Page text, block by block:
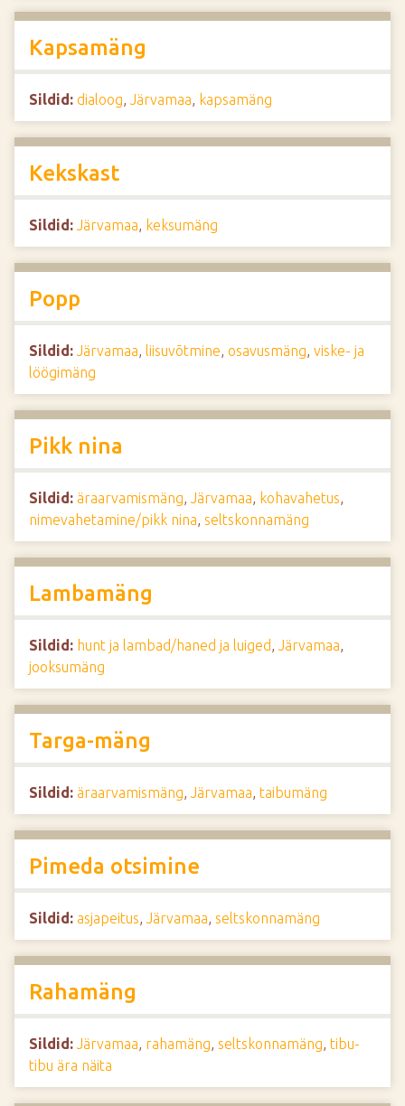
Kapsamäng
Sildid: dialoog, Järvamaa, kapsamäng
Kekskast
Sildid: Järvamaa, keksumäng
Popp
Sildid: Järvamaa, liisuvõtmine, osavusmäng, viske- ja
löögimäng
Pikk nina
Sildid: äraarvamismäng, Järvamaa, kohavahetus,
nimevahetamine/pikk nina, seltskonnamäng
Lambamäng
Sildid: hunt ja lambad/haned ja luiged, Järvamaa,
jooksumäng
Targa-mäng
Sildid: äraarvamismäng, Järvamaa, taibumäng
Pimeda otsimine
Sildid: asjapeitus, Järvamaa, seltskonnamäng
Rahamäng
Sildid: Järvamaa, rahamäng, seltskonnamäng, tibu-
tibu ära näita